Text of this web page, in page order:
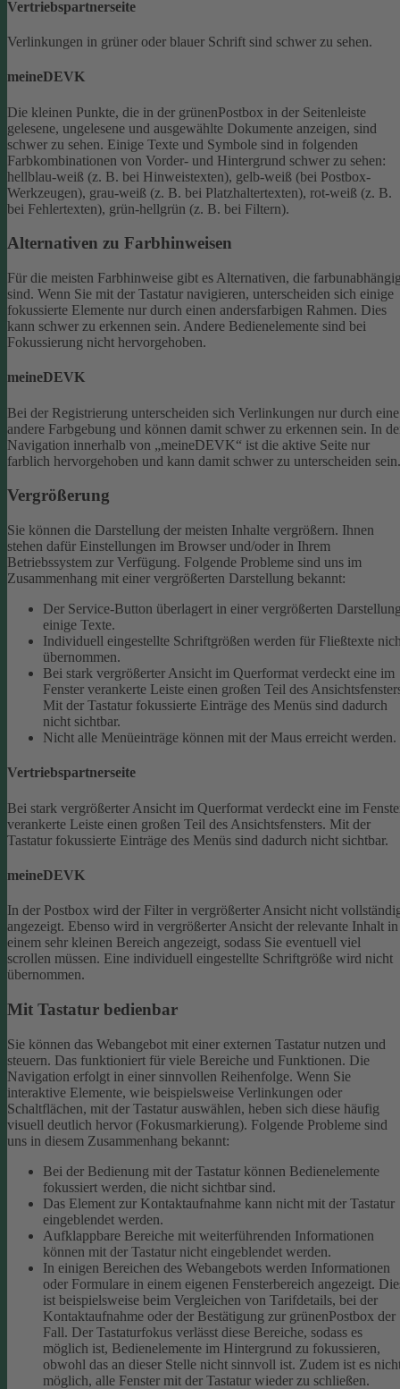
Vertriebspartnerseite
Verlinkungen in grüner oder blauer Schrift sind schwer zu sehen.
meineDEVK
Die kleinen Punkte, die in der grünenPostbox in der Seitenleiste
gelesene, ungelesene und ausgewählte Dokumente anzeigen, sind
schwer zu sehen. Einige Texte und Symbole sind in folgenden
Farbkombinationen von Vorder- und Hintergrund schwer zu sehen:
hellblau-weiß (z. B. bei Hinweistexten), gelb-weiß (bei Postbox-
Werkzeugen), grau-weiß (z. B. bei Platzhaltertexten), rot-weiß (z. B.
bei Fehlertexten), grün-hellgrün (z. B. bei Filtern).
Alternativen zu Farbhinweisen
Für die meisten Farbhinweise gibt es Alternativen, die
sind. Wenn Sie mit der Tastatur navigieren, unterscheiden sich einige
fokussierte Elemente nur durch einen andersfarbigen Rahmen. Dies
kann schwer zu erkennen sein. Andere Bedienelemente sind bei
Fokussierung nicht hervorgehoben.
meineDEVK
Bei der Registrierung unterscheiden sich Verlinkungen nur durch eine
andere Farbgebung und können damit schwer zu erkennen sein. In
Navigation innerhalb von „meineDEVK“ ist die aktive Seite nur
farblich hervorgehoben und kann damit schwer zu unterscheiden sein.
Vergrößerung
Sie können die Darstellung der meisten Inhalte vergrößern. Ihnen
stehen dafür Einstellungen im Browser und/oder in Ihrem
Betriebssystem zur Verfügung. Folgende Probleme sind uns im
Zusammenhang mit einer vergrößerten Darstellung bekannt:
Der Service-Button überlagert in einer vergrößerten
einige Texte.
Individuell eingestellte Schriftgrößen werden für Fließtexte
übernommen.
Bei stark vergrößerter Ansicht im Querformat verdeckt eine im
Fenster verankerte Leiste einen großen Teil des
Mit der Tastatur fokussierte Einträge des Menüs sind dadurch
nicht sichtbar.
Nicht alle Menüeinträge können mit der Maus erreicht werden.
Vertriebspartnerseite
Bei stark vergrößerter Ansicht im Querformat verdeckt eine im
verankerte Leiste einen großen Teil des Ansichtsfensters. Mit der
Tastatur fokussierte Einträge des Menüs sind dadurch nicht sichtbar.
meineDEVK
In der Postbox wird der Filter in vergrößerter Ansicht nicht
angezeigt. Ebenso wird in vergrößerter Ansicht der relevante Inhalt in
einem sehr kleinen Bereich angezeigt, sodass Sie eventuell viel
scrollen müssen. Eine individuell eingestellte Schriftgröße wird nicht
übernommen.
Mit Tastatur bedienbar
Sie können das Webangebot mit einer externen Tastatur nutzen und
steuern. Das funktioniert für viele Bereiche und Funktionen. Die
Navigation erfolgt in einer sinnvollen Reihenfolge. Wenn Sie
interaktive Elemente, wie beispielsweise Verlinkungen oder
Schaltflächen, mit der Tastatur auswählen, heben sich diese häufig
visuell deutlich hervor (Fokusmarkierung). Folgende Probleme sind
uns in diesem Zusammenhang bekannt:
Bei der Bedienung mit der Tastatur können Bedienelemente
fokussiert werden, die nicht sichtbar sind.
Das Element zur Kontaktaufnahme kann nicht mit der Tastatur
eingeblendet werden.
Aufklappbare Bereiche mit weiterführenden Informationen
können mit der Tastatur nicht eingeblendet werden.
In einigen Bereichen des Webangebots werden Informationen
oder Formulare in einem eigenen Fensterbereich angezeigt.
ist beispielsweise beim Vergleichen von Tarifdetails, bei der
Kontaktaufnahme oder der Bestätigung zur grünenPostbox der
Fall. Der Tastaturfokus verlässt diese Bereiche, sodass es
möglich ist, Bedienelemente im Hintergrund zu fokussieren,
obwohl das an dieser Stelle nicht sinnvoll ist. Zudem ist es
möglich, alle Fenster mit der Tastatur wieder zu schließen.